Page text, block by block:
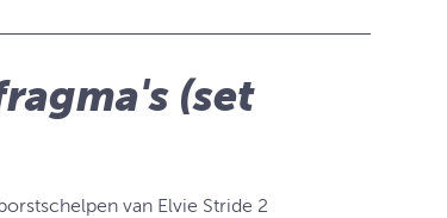
(set
van Elvie Stride 2